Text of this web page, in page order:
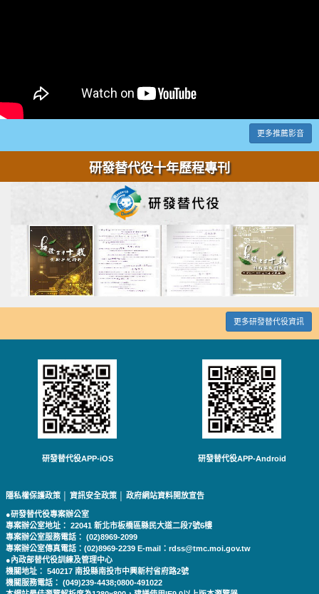
更多推薦影音
研發替代役十年歷程專刊
更多研發替代役資訊
研發替代役APP-iOS 研發替代役APP-Android
隱私權保護政策 資訊安全政策 政府網站資料開放宣告
●研發替代役專案辦公室
專案辦公室地址： 22041 新北市板橋區縣民大道二段7號6樓
專案辦公室服務電話： (02)8969-2099
專案辦公室傳真電話：(02)8969-2239 E-mail：rdss@tmc.moi.gov.tw
●內政部替代役訓練及管理中心
機關地址： 540217 南投縣南投市中興新村省府路2號
機關服務電話： (049)239-4438;0800-491022